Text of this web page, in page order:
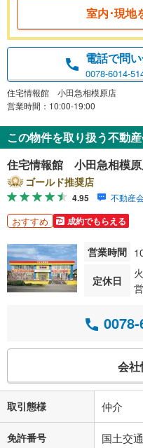
室内･現地
電話で問
0078-6014-
住宅情報館 小田急相模原店
営業時間：10:00-19:00
この物件を取り扱う不動
住宅情報館 小田急相模
ゴールド推奨店
4.95 不動産
おすすめ 成約でもらえる
営業時間
定休日
0078-
会
取引態様 仲介
免許番号 国土交